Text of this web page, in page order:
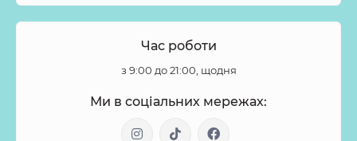
Час роботи
з 9:00 до 21:00, щодня
Ми в соціальних мережах: